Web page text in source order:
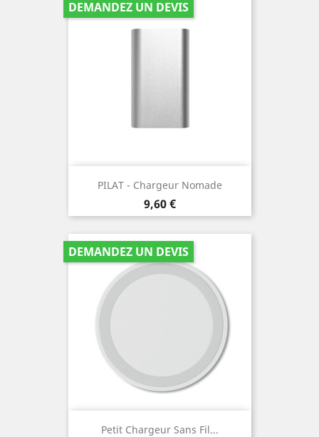
PILAT - Chargeur Nomade
Prix
9,60 €
DEMANDEZ UN DEVIS
Petit Chargeur Sans Fil...
DEMANDEZ UN DEVIS